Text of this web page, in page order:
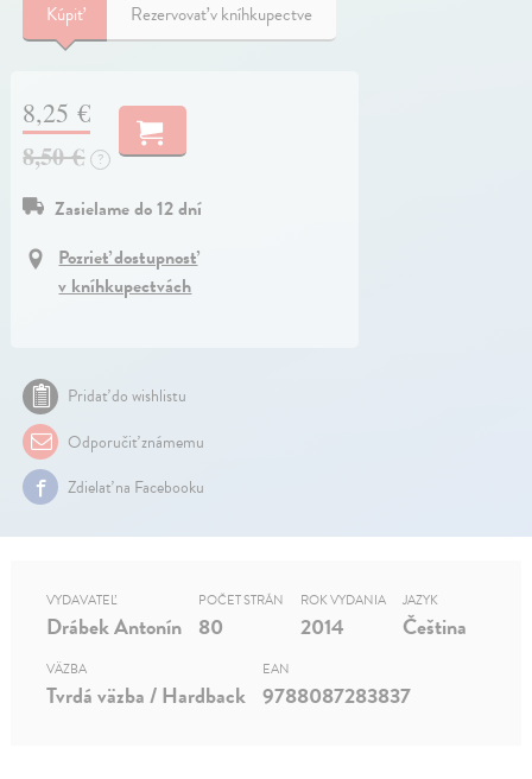
Kúpiť Rezervovať v kníhkupectve
8,25 €
8,50 €
?
Zasielame do 12 dní
Pozrieť dostupnosť
v kníhkupectvách
Pridať do wishlistu
Odporučiť známemu
Zdielať na Facebooku
VYDAVATEĽ
Drábek Antonín
POČET STRÁN
80
ROK VYDANIA
2014
JAZYK
Čeština
VÄZBA
Tvrdá väzba / Hardback
EAN
9788087283837